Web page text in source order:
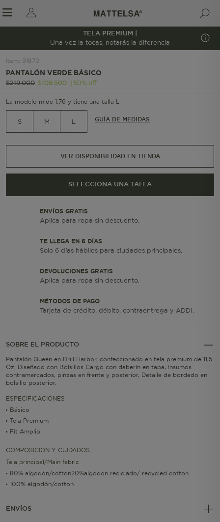
submenu
TELA PREMIUM |
Una vez la tocas, notarás la diferencia
Item: 91870
PANTALÓN VERDE BÁSICO
$219.000 $109 500 | 50% off
La modelo mide 1.76 y tiene una talla L
S M L GUÍA DE MEDIDAS
VER DISPONIBILIDAD EN TIENDA
SELECCIONA UNA TALLA
ENVÍOS GRATIS
Aplica para ropa sin descuento.
TE LLEGA EN 6 DÍAS
Solo 6 días hábiles para ciudades principales.
DEVOLUCIONES GRATIS
Aplica para ropa sin descuento.
MÉTODOS DE PAGO
Tarjeta de crédito, débito, contraentrega y ADDI.
SOBRE EL PRODUCTO
Pantalón Queen en Drill Harbor, confeccionado en tela premium de 11,5
Oz, Diseñado con Bolsillos Cargo con daberín en tapa, Insumos
contramarcados, pinzas en frente y posterior, Detalle de bordado en
bolsillo posterior.
ESPECIFICACIONES
Básico
Tela Premium
Fit Amplio
COMPOSICIÓN Y CUIDADOS
Tela principal/Main fabric
80% algodón/cotton20%algodon reciclado/ recycled cotton
100% algodón/cotton
ENVÍOS